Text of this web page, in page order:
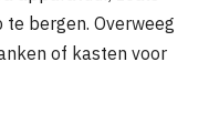
bergen. Overweeg
of kasten voor